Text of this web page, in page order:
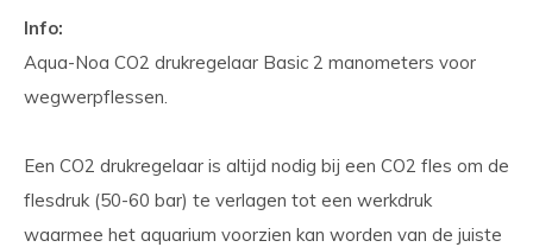
Info:
Aqua-Noa CO2 drukregelaar Basic 2 manometers voor
wegwerpflessen.
Een CO2 drukregelaar is altijd nodig bij een CO2 fles om de
flesdruk (50-60 bar) te verlagen tot een werkdruk
waarmee het aquarium voorzien kan worden van de juiste